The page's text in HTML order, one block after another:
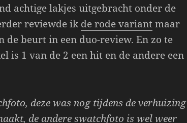
achtige lakjes uitgebracht onder de
reviewde ik de rode variantmaar
de beurt in een duo-review. En zo te
is 1 van de 2 een hit en de andere een
deze was nog tijdens de verhuizing
de andere swatchfoto is wel weer